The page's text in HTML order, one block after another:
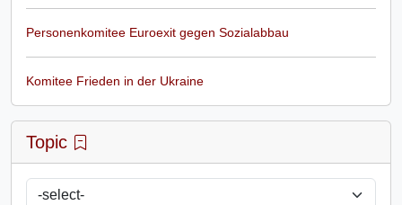
Personenkomitee Euroexit gegen Sozialabbau
Komitee Frieden in der Ukraine
Topic